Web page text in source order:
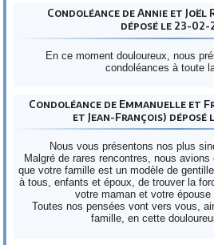
Condoléance de Annie et Joël
déposé le 23-02-
En ce moment douloureux, nous
condoléances à toute
Condoléance de Emmanuelle et
et Jean-François) déposé
Nous vous présentons nos plus
Malgré de rares rencontres, nous avions
que votre famille est un modèle de
à tous, enfants et époux, de trouver la
votre maman et votre
Toutes nos pensées vont vers vous,
famille, en cette